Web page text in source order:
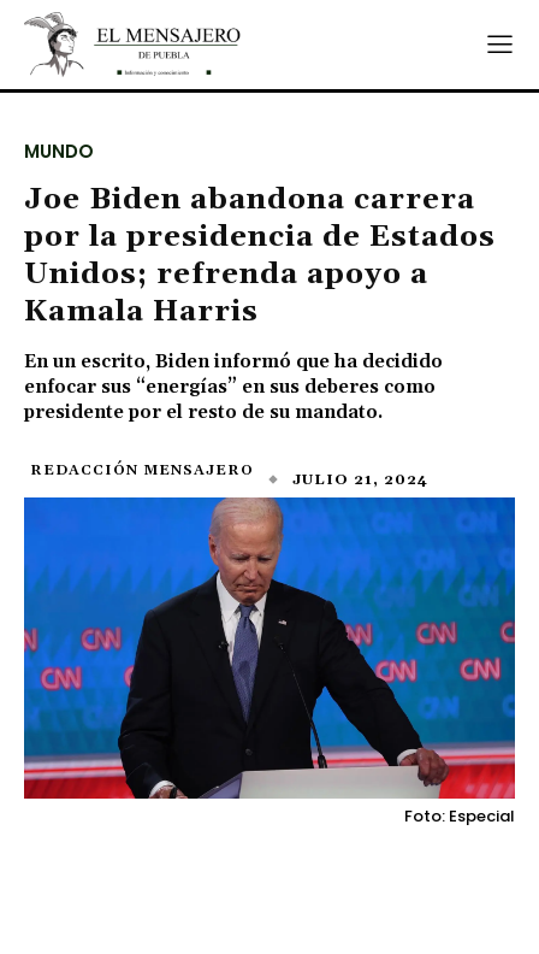
MUNDO
Joe Biden abandona carrera
por la presidencia de Estados
Unidos; refrenda apoyo a
Kamala Harris
En un escrito, Biden informó que ha decidido
enfocar sus “energías” en sus deberes como
presidente por el resto de su mandato.
REDACCIÓN MENSAJERO JULIO 21, 2024
Foto: Especial